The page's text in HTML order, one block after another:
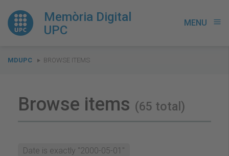
Memòria Digital
UPC
MENU menu
You
MDUPC BROWSE ITEMS
Browse items (65 total)
Date is exactly "2000-05-01"